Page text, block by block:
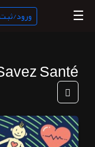
منبع
ناب
☰ ورود/
Santé